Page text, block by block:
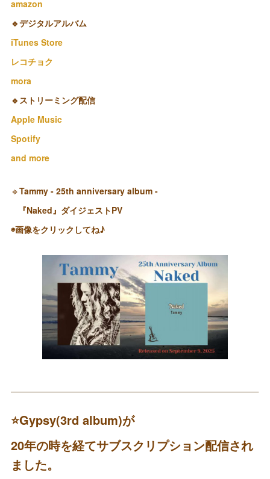
amazon
🔹デジタルアルバム
iTunes Store
レコチョク
mora
🔹ストリーミング配信
Apple Music
Spotify
and more
🔹Tammy - 25th anniversary album -
『Naked』ダイジェストPV
◉画像をクリックしてね♪
⭐️Gypsy(3rd album)が
20年の時を経てサブスクリプション配信され
ました。